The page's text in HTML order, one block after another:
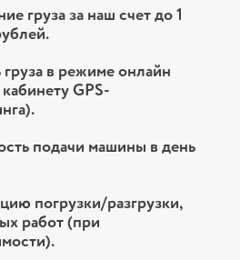
груза за наш счет до 1
груза в режиме онлайн
GPS-
подачи машины в день
погрузки/разгрузки,
работ (при